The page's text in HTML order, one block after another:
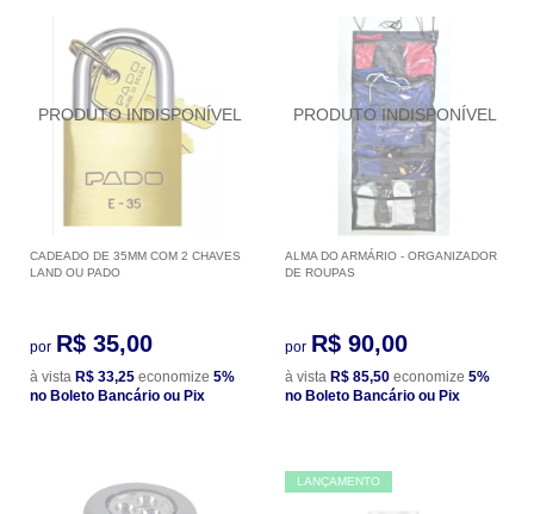
CADEADO DE 35MM COM 2 CHAVES
LAND OU PADO
por R$ 35,00
à vista R$ 33,25 economize 5%
no Boleto Bancário ou Pix
ALMA DO ARMÁRIO - ORGANIZADOR
DE ROUPAS
por R$ 90,00
à vista R$ 85,50 economize 5%
no Boleto Bancário ou Pix
LANÇAMENTO